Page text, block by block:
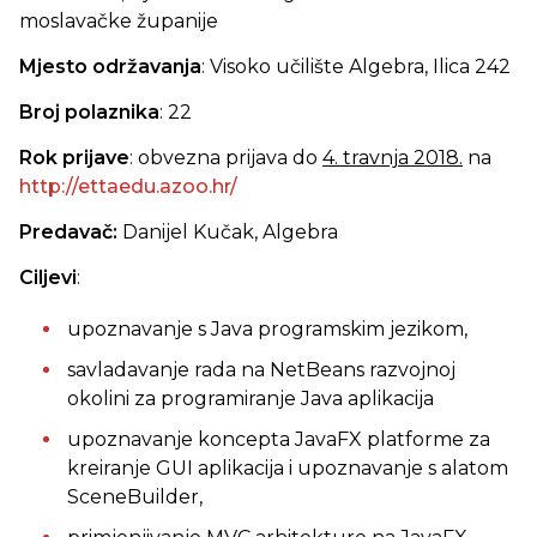
moslavačke županije
Mjesto održavanja: Visoko učilište Algebra, Ilica 242
Broj polaznika: 22
Rok prijave: obvezna prijava do 4. travnja 2018. na
http://ettaedu.azoo.hr/
Predavač: Danijel Kučak, Algebra
Ciljevi:
upoznavanje s Java programskim jezikom,
savladavanje rada na NetBeans razvojnoj
okolini za programiranje Java aplikacija
upoznavanje koncepta JavaFX platforme za
kreiranje GUI aplikacija i upoznavanje s alatom
SceneBuilder,